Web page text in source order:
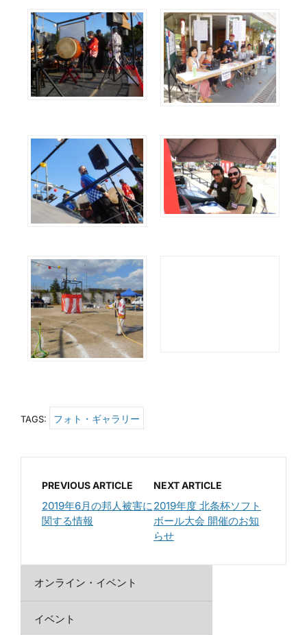
TAGS: フォト・ギャラリー
PREVIOUS ARTICLE
2019年6月の邦人被害に
関する情報
NEXT ARTICLE
2019年度 北条杯ソフト
ボール大会 開催のお知
らせ
オンライン・イベント
イベント